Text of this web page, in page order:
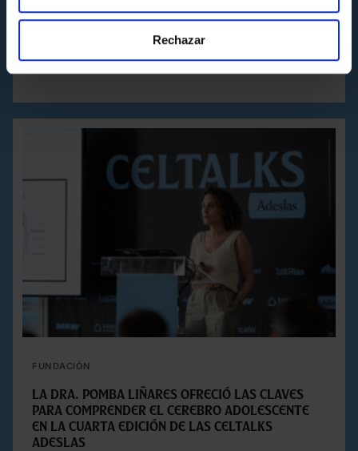
Rechazar
JONATAN GIRÁLDEZ LE PONE UN BROCHE DE ORO
A LAS CELTALKS ADESLAS DE ESTA TEMPORADA
FUNDACIÓN
La Dra. Pomba Liñares ofreció las claves
para comprender el cerebro adolescente
en la cuarta edición de las Celtalks
Adeslas